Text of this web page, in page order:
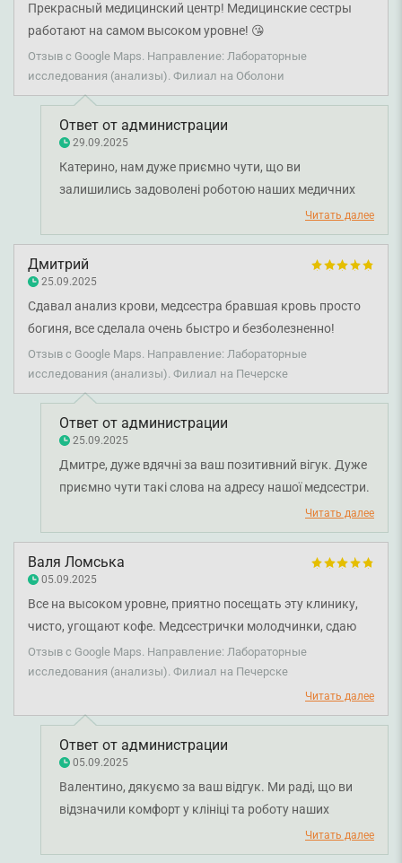
дали веру и надежду на лучшее, а также за заботу, это
очень ценно. Отдельно спасибо и ассистентке врача. В
манипуляционной девчонки встретили улыбчиво с
позитивом. Было ощущение, что все боли исчезли в
мгновение ока. Кровь взяли быстро и безболезненно,
Medical Center, работающий с таким вниманием к
деталям, заботливостью и человечностью. Пусть у вас
все будет хорошо. Р.s. у вас очень классный букетик
співробітники змогли заспокоїти вас, надати
зрозумілі пояснення та створити атмосферу, в якій
ви почувались впевнено та комфортно. Ваша довіра
і теплі слова — найкраща винагорода для нашої
команди. Дякуємо за увагу до деталей, компліменти
нашим усмішкам і навіть квітам. Бажаємо вам
міцного здоров'я!
Прекрасный медицинский центр! Медицинские сестры
работают на самом высоком уровне! 😘
Отзыв с Google Maps. Направление: Лабораторные
исследования (анализы). Филиал на Оболони
Ответ от администрации
29.09.2025
Катерино, нам дуже приємно чути, що ви
залишились задоволені роботою наших медичних
сестер. Вони щодня роблять усе можливе, щоб
пацієнти почувалися у комфорті та з турботою.
Бажаємо вам міцного здоров'я!
Читать далее
Дмитрий
25.09.2025
Сдавал анализ крови, медсестра бравшая кровь просто
богиня, все сделала очень быстро и безболезненно!
Отзыв с Google Maps. Направление: Лабораторные
исследования (анализы). Филиал на Печерске
Ответ от администрации
25.09.2025
Дмитре, дуже вдячні за ваш позитивний вігук. Дуже
приємно чути такі слова на адресу нашої медсестри.
Читать далее
Валя Ломська
05.09.2025
Все на высоком уровне, приятно посещать эту клинику,
чисто, угощают кофе. Медсестрички молодчинки, сдаю
анализы только здесь, берут безболезненно и аккуратно.
Отзыв с Google Maps. Направление: Лабораторные
исследования (анализы). Филиал на Печерске
Читать далее
Ответ от администрации
05.09.2025
Валентино, дякуємо за ваш відгук. Ми раді, що ви
відзначили комфорт у клініці та роботу наших
медичних сестер. Для нас важливо, щоб кожен
пацієнт почувався спокійно і впевнено навіть під час
Читать далее